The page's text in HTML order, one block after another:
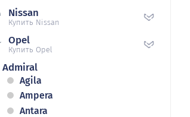
Nissan
Купить Nissan
Opel
Купить Opel
Admiral
Agila
Ampera
Antara